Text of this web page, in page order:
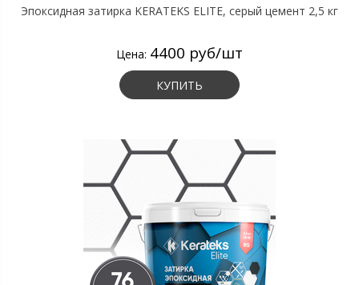
Эпоксидная затирка KERATEKS ELITE, серый цемент 2,5 кг
Цена: 4400 руб/шт
КУПИТЬ